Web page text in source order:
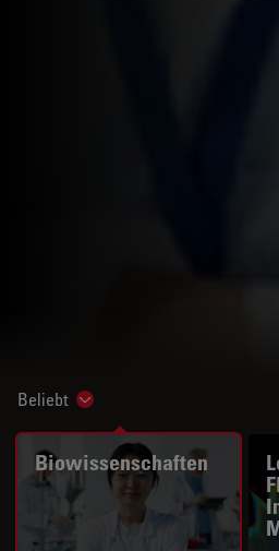
Beliebt Show subnavigation
Biowissenschaften